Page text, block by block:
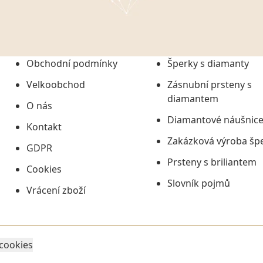
uchováním veškerých
údajů či jako jeho
informací, nejdéle
Obchodní podmínky
Velkoobchod
O nás
Kontakt
GDPR
Cookies
Vrácení zboží
Šperky s diamanty
Zásnubní prsteny s
diamantem
Diamantové náušnice
Zakázková výroba
Prsteny s briliantem
Slovník pojmů